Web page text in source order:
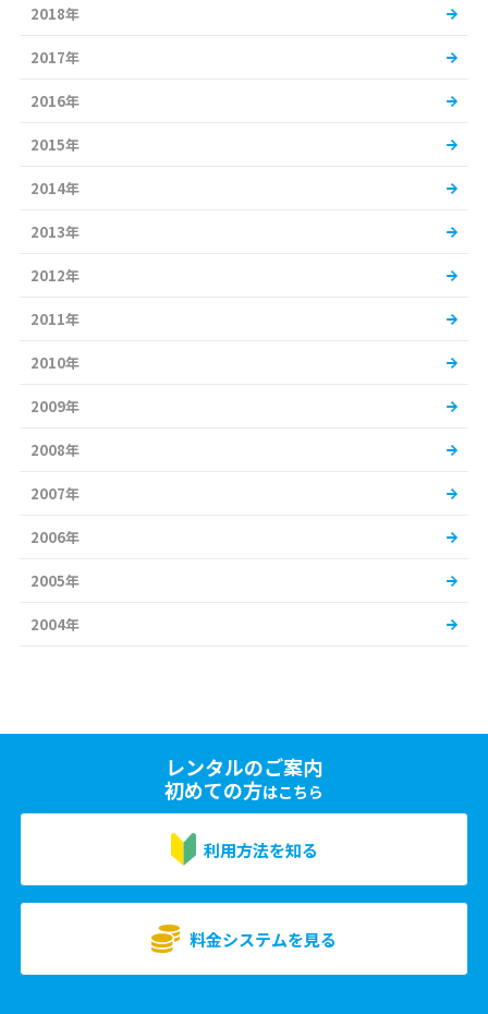
2018年
2017年
2016年
2015年
2014年
2013年
2012年
2011年
2010年
2009年
2008年
2007年
2006年
2005年
2004年
レンタルのご案内
初めての方はこちら
利用方法を知る
料金システムを見る